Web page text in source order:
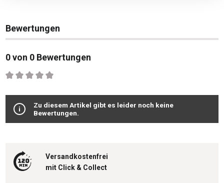
Bewertungen
0 von 0 Bewertungen
Durchschnittliche Bewertung von 0 von 5 Sternen
Zu diesem Artikel gibt es leider noch keine
Bewertungen.
Versandkostenfrei
mit Click & Collect